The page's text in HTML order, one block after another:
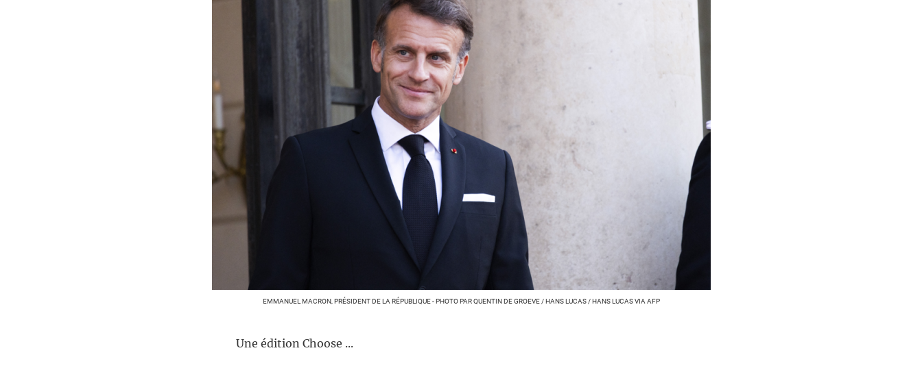
EMMANUEL MACRON, PRÉSIDENT DE LA RÉPUBLIQUE - PHOTO PAR QUENTIN DE GROEVE / HANS LUCAS / HANS LUCAS VIA AFP
Une édition Choose ...